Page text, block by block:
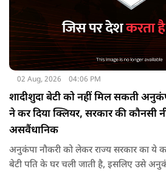
02 Aug, 2026 04:06 PM
शादीशुदा बेटी को नहीं मिल सकती
ने कर दिया क्लियर, सरकार की कौनसी
असवैंधानिक
अनुकंपा नौकरी को लेकर राज्य सरकार का ये
बेटी पति के घर चली जाती है, इसलिए उसे